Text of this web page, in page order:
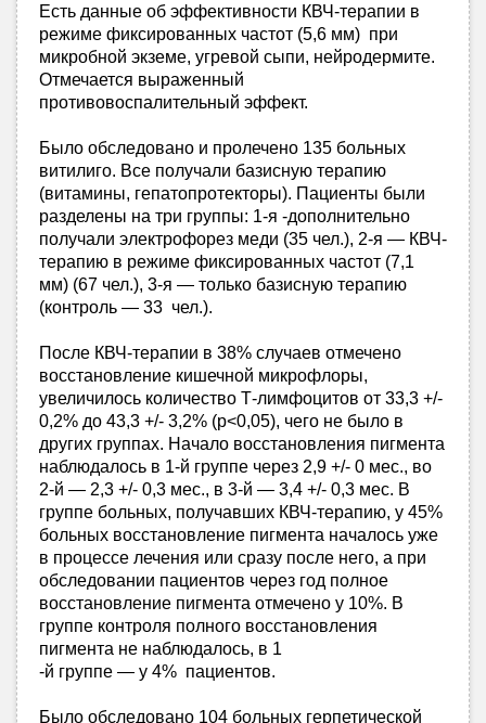
Есть данные об эффективности КВЧ-терапии в
режиме фиксированных частот (5,6 мм) при
микробной экземе, угревой сыпи, нейродермите.
Отмечается выраженный
противовоспалительный эффект.
Было обследовано и пролечено 135 больных
витилиго. Все получали базисную терапию
(витамины, гепатопротекторы). Пациенты были
разделены на три группы: 1-я -дополнительно
получали электрофорез меди (35 чел.), 2-я — КВЧ-
терапию в режиме фиксированных частот (7,1
мм) (67 чел.), 3-я — только базисную терапию
(контроль — 33 чел.).
После КВЧ-терапии в 38% случаев отмечено
восстановление кишечной микрофлоры,
увеличилось количество Т-лимфоцитов от 33,3 +/-
0,2% до 43,3 +/- 3,2% (р<0,05), чего не было в
других группах. Начало восстановления пигмента
наблюдалось в 1-й группе через 2,9 +/- 0 мес., во
2-й — 2,3 +/- 0,3 мес., в 3-й — 3,4 +/- 0,3 мес. В
группе больных, получавших КВЧ-терапию, у 45%
больных восстановление пигмента началось уже
в процессе лечения или сразу после него, а при
обследовании пациентов через год полное
восстановление пигмента отмечено у 10%. В
группе контроля полного восстановления
пигмента не наблюдалось, в 1
-й группе — у 4% пациентов.
Было обследовано 104 больных герпетической